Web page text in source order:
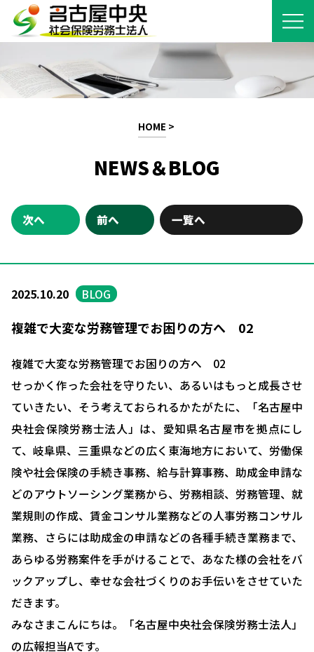
HOME >
NEWS＆BLOG
次へ 前へ 一覧へ
2025.10.20 BLOG
複雑で大変な労務管理でお困りの方へ 02
複雑で大変な労務管理でお困りの方へ 02
せっかく作った会社を守りたい、あるいはもっと成長させ
ていきたい、そう考えておられるかたがたに、「名古屋中
央社会保険労務士法人」は、愛知県名古屋市を拠点にし
て、岐阜県、三重県などの広く東海地方において、労働保
険や社会保険の手続き事務、給与計算事務、助成金申請な
どのアウトソーシング業務から、労務相談、労務管理、就
業規則の作成、賃金コンサル業務などの人事労務コンサル
業務、さらには助成金の申請などの各種手続き業務まで、
あらゆる労務案件を手がけることで、あなた様の会社をバ
ックアップし、幸せな会社づくりのお手伝いをさせていた
だきます。
みなさまこんにちは。「名古屋中央社会保険労務士法人」
の広報担当Aです。